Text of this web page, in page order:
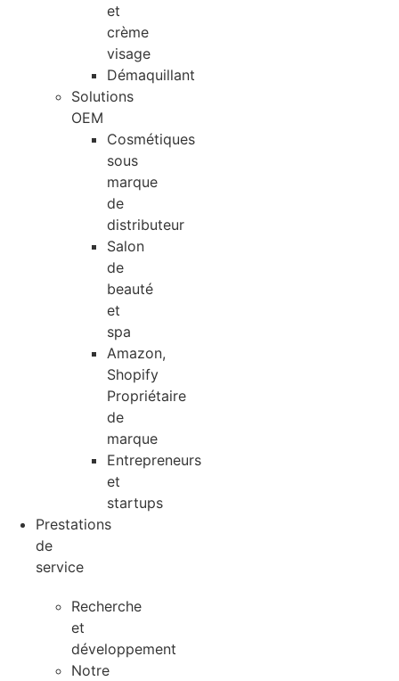
et
crème
visage
Démaquillant
Solutions
OEM
Cosmétiques
sous
marque
de
distributeur
Salon
de
beauté
et
spa
Amazon,
Shopify
Propriétaire
de
marque
Entrepreneurs
et
startups
Prestations
de
service
Recherche
et
développement
Notre